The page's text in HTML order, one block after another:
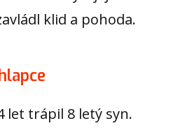
klid a pohoda.
let trápil 8 letý syn.